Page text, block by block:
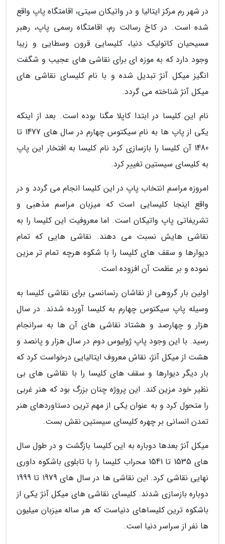
در شهر رم مرکز ایتالیا و در واتیکان سیتی، اقامتگاه پاپ واقع
شده است. در کاخ رسالت رم، اقامتگاه رسمی پاپ، رهبر
مسیحیان کاتولیک دنیا، کلیسایی قرون وسطایی و زیبا
وجود دارد که به موزه ای برای نقاشی های عجیب و شگفت
انگیز میکل آنژ تبدیل شده و با نام کلیسای نقاشی های
میکل آنژ شناخته می گردد.
نام این کلیسا در ابتدا کاپلا مگنا بوده است. بعد از اینکه
یکی از پاپ ها به نام سیکتوس چهارم در سال های 1477 تا
1480 آن کلیسا را بازسازی کرد نام کلیسا به افتخار این پاپ
به کلیسای سیستین تغییر کرد.
امروزه مراسم انتخاب پاپ در این کلیسا انجام می گردد و در
واقع اینجا کلیسایی است که میزبان مراسم مذهبی و
تشریفاتی پاپ واتیکان است. اما معروفیت این کلیسا را به
نقاشی هایش نسبت می دهند. نقاشی هایی که تمام
دیوارها و سقف های کلیسا را با شکوه هرچه تمام تر مزین
نموده و بر عظمت آن افزوده است.
اولین بار گروهی از نقاشان رنسانسی برای نقاشی کلیسا به
وسیله پاپ سیکتوس چهارم به کلیسا آورده شدند. در سال
هزار و چهارصد و هشتاد نقاشی های آن ها به سرانجام
رسید. با این وجود پاپ ژولیوس دوم در سال هزار و پانصد و
هشت از میکل آنژ، نقاش معروف ایتالیایی درخواست کرد که
بار دیگر دیوارها و سقف های کلیسا را با نقاشی های بی
نظیر خود مزین کند. این پروژه چنان بزرگ بود که هنر غربی
را متحول کرد و به عنوان یکی از مهم ترین دستاوردهای هنر
تمدن انسانی بر چهره کلیسای سیستین نقش بست.
میکل آنژ بعدها دوباره به این کلیسا بازگشت و در طول سال
های 1535 تا 1541 محراب کلیسا را با تابلوی باشکوه داوری
نهایی نقاشی کرد. این نقاشی ها در سال های 1979 تا 1999
دوباره بازسازی شدند. کلیسای نقاشی های میکل آنژ یکی از
باشکوه ترین کلیساهای دنیاست که هر ساله میزبان میلیون
ها نفر از سراسر دنیا است.